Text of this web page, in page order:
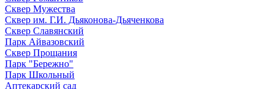
Сквер Мужества
Сквер им. Г.И. Дьяконова-Дьяченкова
Сквер Славянский
Парк Айвазовский
Сквер Прощания
Парк "Бережно"
Парк Школьный
Аптекарский сад